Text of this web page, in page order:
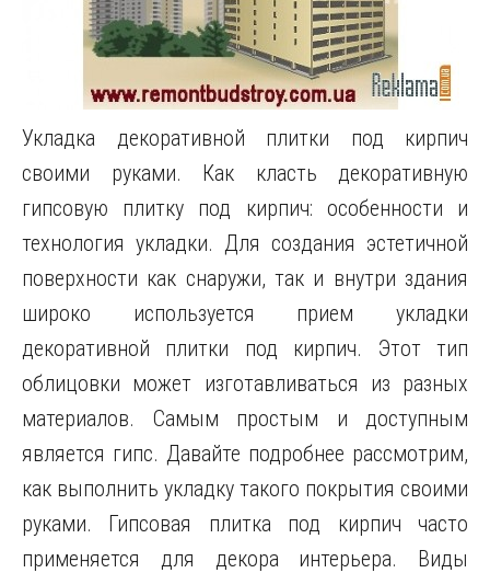
Укладка декоративной плитки под кирпич
своими руками. Как класть декоративную
гипсовую плитку под кирпич: особенности и
технология укладки. Для создания эстетичной
поверхности как снаружи, так и внутри здания
широко используется прием укладки
декоративной плитки под кирпич. Этот тип
облицовки может изготавливаться из разных
материалов. Самым простым и доступным
является гипс. Давайте подробнее рассмотрим,
как выполнить укладку такого покрытия своими
руками. Гипсовая плитка под кирпич часто
применяется для декора интерьера. Виды